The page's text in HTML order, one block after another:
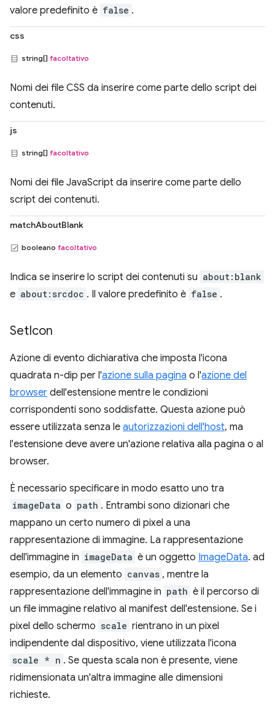
valore predefinito è false .
css
string[] facoltativo
Nomi dei file CSS da inserire come parte dello script dei
contenuti.
js
string[] facoltativo
Nomi dei file JavaScript da inserire come parte dello
script dei contenuti.
matchAboutBlank
booleano facoltativo
Indica se inserire lo script dei contenuti su about:blank
e about:srcdoc . Il valore predefinito è false .
SetIcon
Azione di evento dichiarativa che imposta l'icona
quadrata n-dip per l'azione sulla pagina o l'azione del
browser dell'estensione mentre le condizioni
corrispondenti sono soddisfatte. Questa azione può
essere utilizzata senza le autorizzazioni dell'host, ma
l'estensione deve avere un'azione relativa alla pagina o al
browser.
È necessario specificare in modo esatto uno tra
imageData o path . Entrambi sono dizionari che
mappano un certo numero di pixel a una
rappresentazione di immagine. La rappresentazione
dell'immagine in imageData è un oggetto ImageData. ad
esempio, da un elemento canvas , mentre la
rappresentazione dell'immagine in path è il percorso di
un file immagine relativo al manifest dell'estensione. Se i
pixel dello schermo scale rientrano in un pixel
indipendente dal dispositivo, viene utilizzata l'icona
scale * n . Se questa scala non è presente, viene
ridimensionata un'altra immagine alle dimensioni
richieste.